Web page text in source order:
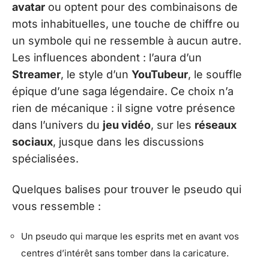
avatar ou optent pour des combinaisons de
mots inhabituelles, une touche de chiffre ou
un symbole qui ne ressemble à aucun autre.
Les influences abondent : l’aura d’un
Streamer, le style d’un YouTubeur, le souffle
épique d’une saga légendaire. Ce choix n’a
rien de mécanique : il signe votre présence
dans l’univers du jeu vidéo, sur les réseaux
sociaux, jusque dans les discussions
spécialisées.
Quelques balises pour trouver le pseudo qui
vous ressemble :
Un pseudo qui marque les esprits met en avant vos
centres d’intérêt sans tomber dans la caricature.